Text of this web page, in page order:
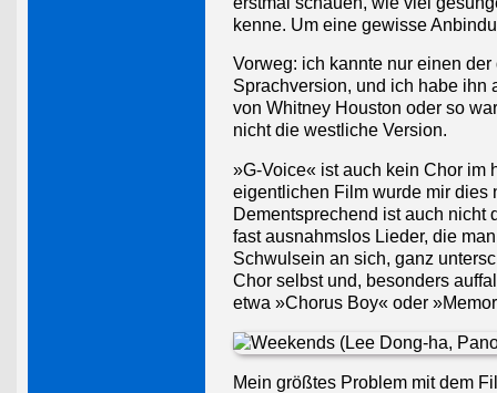
kenne. Um eine gewisse
Vorweg: ich kannte nur einen
Sprachversion, und ich habe ihn
von Whitney Houston oder so
nicht die westliche Version.
»G-Voice« ist auch kein Chor im
eigentlichen Film wurde mir dies
Dementsprechend ist auch nicht
fast ausnahmslos Lieder, die
Schwulsein an sich, ganz
Chor selbst und, besonders
etwa »Chorus Boy« oder
Mein größtes Problem mit dem